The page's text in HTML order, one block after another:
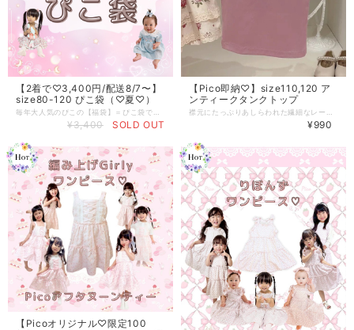
【2着で♡3,400円/配送8/7〜】
size80-120 ぴこ袋（♡夏♡）
¥3,400 SOLD OUT
【Pico即納♡】size110,120 ア
ンティークタンクトップ
¥990
【Picoオリジナル♡限定100